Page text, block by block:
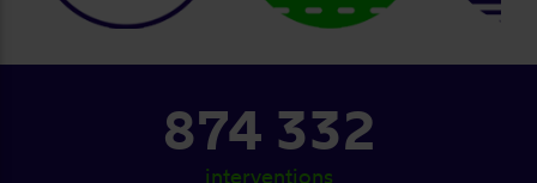
874 332
interventions